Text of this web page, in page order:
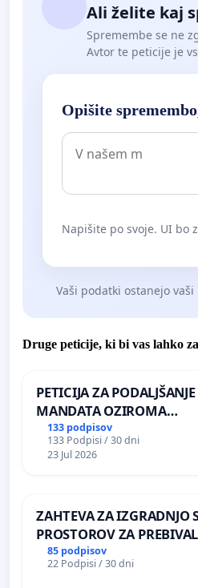
Ali želite kaj
Spremembe se ne
Avtor te peticije je
Opišite
Napišite po svoje. UI bo
Vaši podatki ostanejo vaši
Druge peticije, ki bi vas lahko
PETICIJA ZA PODALJŠANJE
MANDATA OZIROMA
ČIMPREJŠNJO PONOVNO
NAPOTITEV GOSPODA
ŠRAJNERJA NA
133 podpisov
133 Podpisi / 30 dni
23 Jul 2026
ZAHTEVA ZA IZGRADNJO
PROSTOROV ZA
KRAJEVNE SKUPNOSTI
PRESTRANEK
85 podpisov
22 Podpisi / 30 dni